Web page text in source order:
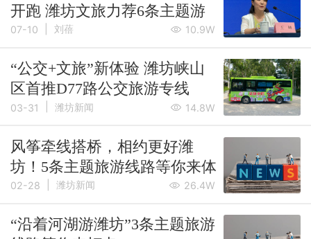
开跑 潍坊文旅力荐6条主题游
线路
07-10 刘蓓 10.9W
“公交+文旅”新体验 潍坊峡山
区首推D77路公交旅游专线
03-31 潍坊新闻 14.8W
风筝牵线搭桥，相约更好潍
坊！5条主题旅游线路等你来体
验
02-28 潍坊新闻 26.4W
“沿着河湖游潍坊”3条主题旅游